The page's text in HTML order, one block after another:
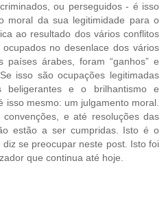
ou perseguidos - é isso
moral da sua legitimidade para o
ao resultado dos vários conflitos
no desenlace dos vários
países árabes, foram “ganhos” e
isso são ocupações legitimadas
beligerantes e o brilhantismo e
isso mesmo: um julgamento moral.
e até resoluções das
estão a ser cumpridas. Isto é o
se preocupar neste post. Isto foi
que continua até hoje.